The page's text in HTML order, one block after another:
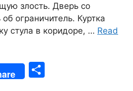
злость. Дверь со
ограничитель. Куртка
стула в коридоре, … Read